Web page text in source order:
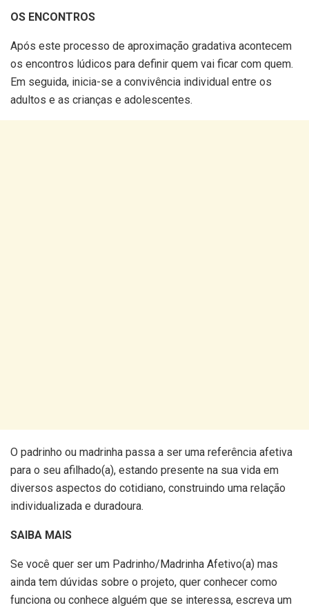
OS ENCONTROS
Após este processo de aproximação gradativa acontecem
os encontros lúdicos para definir quem vai ficar com quem.
Em seguida, inicia-se a convivência individual entre os
adultos e as crianças e adolescentes.
O padrinho ou madrinha passa a ser uma referência afetiva
para o seu afilhado(a), estando presente na sua vida em
diversos aspectos do cotidiano, construindo uma relação
individualizada e duradoura.
SAIBA MAIS
Se você quer ser um Padrinho/Madrinha Afetivo(a) mas
ainda tem dúvidas sobre o projeto, quer conhecer como
funciona ou conhece alguém que se interessa, escreva um